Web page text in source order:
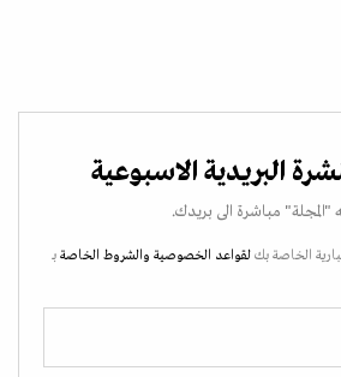
البريدية الاسبوعية
مباشرة الى بريدك.
الخاصة بك لقواعد الخصوصية والشروط الخاصة بـ